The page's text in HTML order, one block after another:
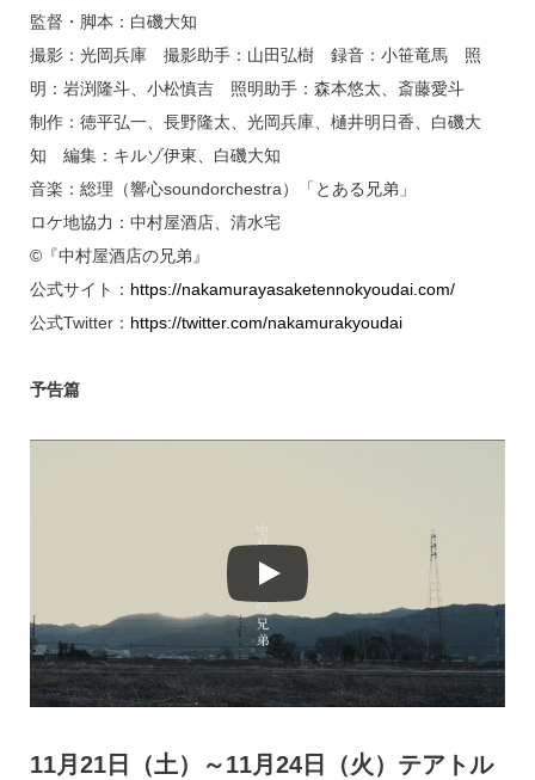
監督・脚本：白磯大知
撮影：光岡兵庫 撮影助手：山田弘樹 録音：小笹竜馬 照
明：岩渕隆斗、小松慎吉 照明助手：森本悠太、斎藤愛斗
制作：徳平弘一、長野隆太、光岡兵庫、樋井明日香、白磯大
知 編集：キルゾ伊東、白磯大知
音楽：総理（響心soundorchestra）「とある兄弟」
ロケ地協力：中村屋酒店、清水宅
©『中村屋酒店の兄弟』
公式サイト： https://nakamurayasaketennokyoudai.com/
公式Twitter： https://twitter.com/nakamurakyoudai
予告篇
11月21日（土）～11月24日（火）テアトル